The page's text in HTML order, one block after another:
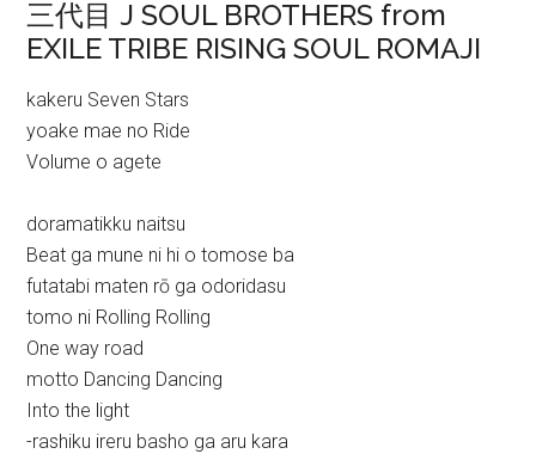
三代目 J SOUL BROTHERS from
EXILE TRIBE RISING SOUL ROMAJI
kakeru Seven Stars
yoake mae no Ride
Volume o agete
doramatikku naitsu
Beat ga mune ni hi o tomose ba
futatabi maten rō ga odoridasu
tomo ni Rolling Rolling
One way road
motto Dancing Dancing
Into the light
-rashiku ireru basho ga aru kara